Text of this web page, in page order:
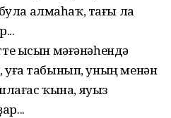
алмаһаҡ, тағы ла
ысын мәғәнәһендә
уға табынып, уның менән
ҡына, яуыз